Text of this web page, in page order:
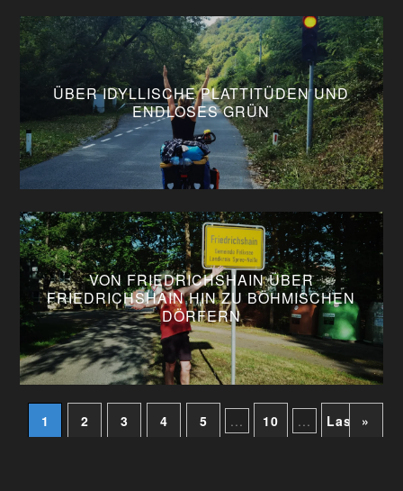
ÜBER IDYLLISCHE PLATTITÜDEN UND
ENDLOSES GRÜN
VON FRIEDRICHSHAIN ÜBER
FRIEDRICHSHAIN HIN ZU BÖHMISCHEN
DÖRFERN
1 2 3 4 5 ... 10 ... »
Last »